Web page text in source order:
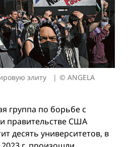
элиту
© ANGELA
группа по борьбе с
правительстве США
десять университетов, в